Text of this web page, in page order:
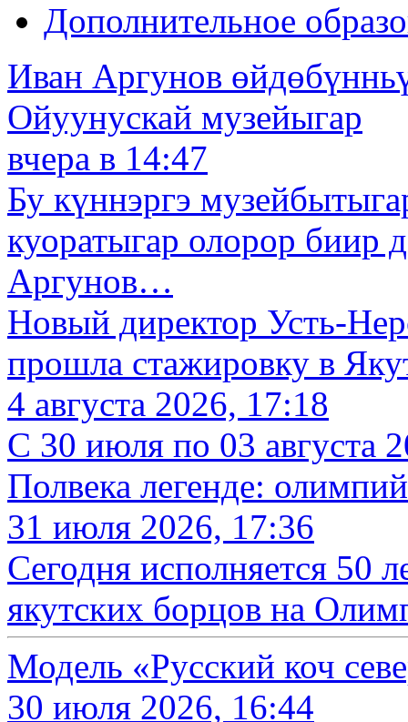
Дополнительное
Иван Аргунов
Ойуунускай музейыгар
вчера в 14:47
Бу күннэргэ
куоратыгар олорор биир
Аргунов…
Новый директор Усть-
прошла стажировку в
4 августа 2026, 17:18
С 30 июля по 03 августа
Полвека легенде:
31 июля 2026, 17:36
Сегодня исполняется 50
якутских борцов на
Модель «Русский коч
30 июля 2026, 16:44